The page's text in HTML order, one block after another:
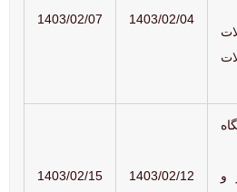
1403/02/04
1403/02/07
و
1403/02/12
1403/02/15